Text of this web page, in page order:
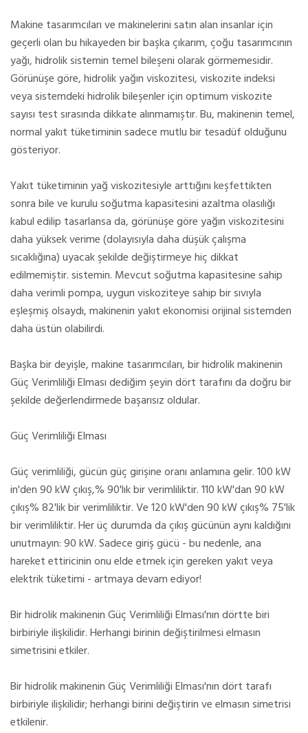
Makine tasarımcıları ve makinelerini satın alan insanlar için
geçerli olan bu hikayeden bir başka çıkarım, çoğu tasarımcının
yağı, hidrolik sistemin temel bileşeni olarak görmemesidir.
Görünüşe göre, hidrolik yağın viskozitesi, viskozite indeksi
veya sistemdeki hidrolik bileşenler için optimum viskozite
sayısı test sırasında dikkate alınmamıştır. Bu, makinenin temel,
normal yakıt tüketiminin sadece mutlu bir tesadüf olduğunu
gösteriyor.
Yakıt tüketiminin yağ viskozitesiyle arttığını keşfettikten
sonra bile ve kurulu soğutma kapasitesini azaltma olasılığı
kabul edilip tasarlansa da, görünüşe göre yağın viskozitesini
daha yüksek verime (dolayısıyla daha düşük çalışma
sıcaklığına) uyacak şekilde değiştirmeye hiç dikkat
edilmemiştir. sistemin. Mevcut soğutma kapasitesine sahip
daha verimli pompa, uygun viskoziteye sahip bir sıvıyla
eşleşmiş olsaydı, makinenin yakıt ekonomisi orijinal sistemden
daha üstün olabilirdi.
Başka bir deyişle, makine tasarımcıları, bir hidrolik makinenin
Güç Verimliliği Elması dediğim şeyin dört tarafını da doğru bir
şekilde değerlendirmede başarısız oldular.
Güç Verimliliği Elması
Güç verimliliği, gücün güç girişine oranı anlamına gelir. 100 kW
in'den 90 kW çıkış,% 90'lık bir verimliliktir. 110 kW'dan 90 kW
çıkış% 82'lik bir verimliliktir. Ve 120 kW'den 90 kW çıkış% 75'lik
bir verimliliktir. Her üç durumda da çıkış gücünün aynı kaldığını
unutmayın: 90 kW. Sadece giriş gücü - bu nedenle, ana
hareket ettiricinin onu elde etmek için gereken yakıt veya
elektrik tüketimi - artmaya devam ediyor!
Bir hidrolik makinenin Güç Verimliliği Elması'nın dörtte biri
birbiriyle ilişkilidir. Herhangi birinin değiştirilmesi elmasın
simetrisini etkiler.
Bir hidrolik makinenin Güç Verimliliği Elması'nın dört tarafı
birbiriyle ilişkilidir; herhangi birini değiştirin ve elmasın simetrisi
etkilenir.